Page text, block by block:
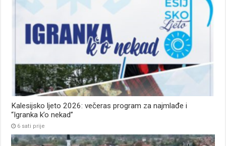
Kalesijsko ljeto 2026: večeras program za najmlađe i
“Igranka k’o nekad”
6 sati prije